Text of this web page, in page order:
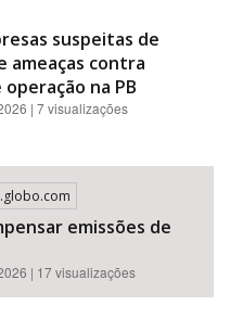
suspeitas de
ameaças contra
na PB
| 7 visualizações
emissões de
| 17 visualizações